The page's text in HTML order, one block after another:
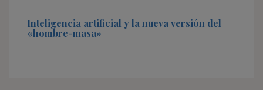
Inteligencia artificial y la nueva versión del
«hombre-masa»